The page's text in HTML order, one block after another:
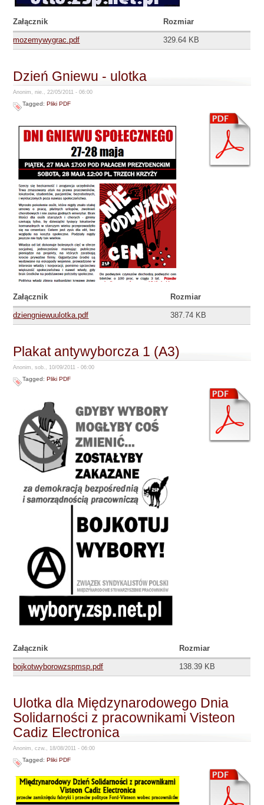
Załącznik Rozmiar
mozemywygrac.pdf 329.64 KB
Dzień Gniewu - ulotka
Anonim, nie., 22/05/2011 - 06:00
Tagged:Pliki PDF
Załącznik Rozmiar
dziengniewuulotka.pdf 387.74 KB
Plakat antywyborcza 1 (A3)
Anonim, sob., 10/09/2011 - 06:00
Tagged:Pliki PDF
Załącznik Rozmiar
bojkotwyborowzspmsp.pdf 138.39 KB
Ulotka dla Międzynarodowego Dnia
Solidarności z pracownikami Visteon
Cadiz Electronica
Anonim, czw., 18/08/2011 - 06:00
Tagged:Pliki PDF